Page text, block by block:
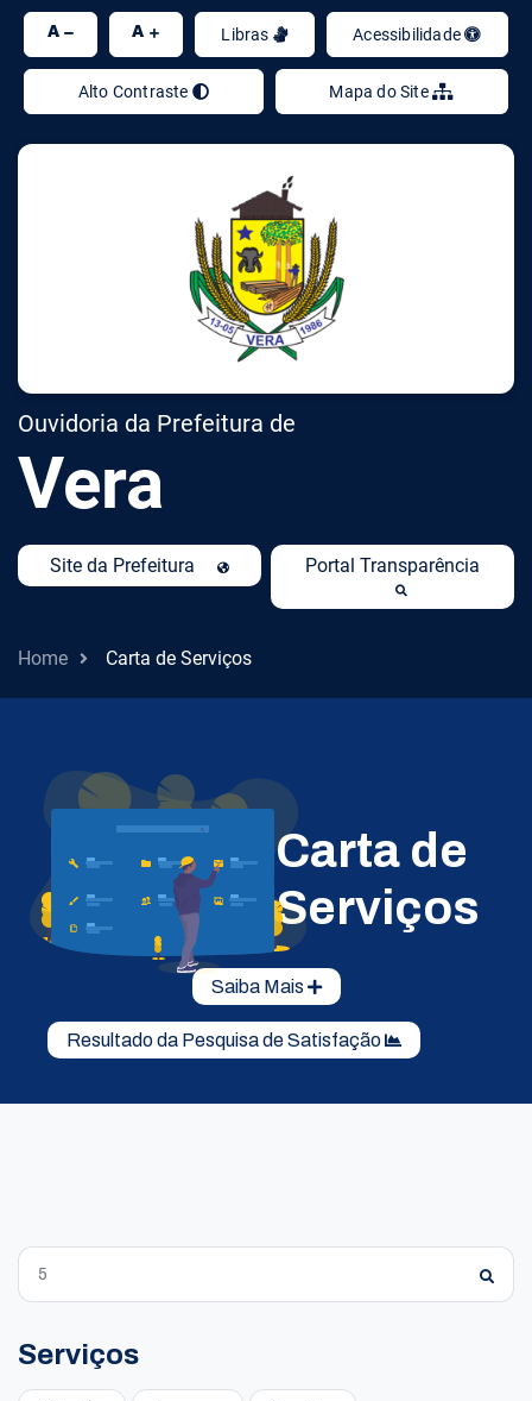
A A Libras Acessibilidade
Alto Contraste Mapa do Site
Ouvidoria da Prefeitura de
Vera
Site da Prefeitura Portal Transparência
Home Carta de Serviços
Carta de
Serviços
Saiba Mais
Resultado da Pesquisa de Satisfação
Serviços